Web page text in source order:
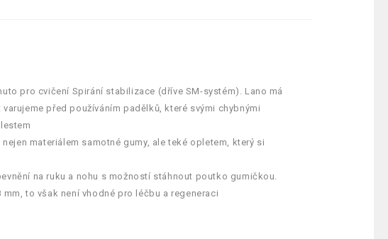
pro cvičení Spirání stabilizace (dříve SM-systém). Lano má
před používáním padělků, které svými chybnými
materiálem samotné gumy, ale teké opletem, který si
na ruku a nohu s možností stáhnout poutko gumičkou.
to však není vhodné pro léčbu a regeneraci